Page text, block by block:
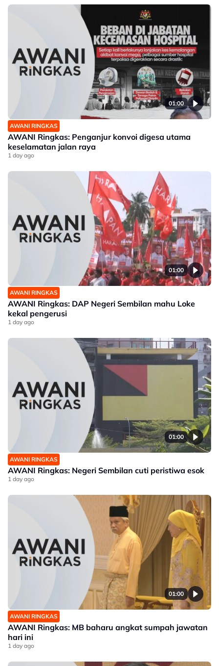
01:00
AWANI RINGKAS
AWANI Ringkas: Penganjur konvoi digesa utama
keselamatan jalan raya
1 day ago
01:00
AWANI RINGKAS
AWANI Ringkas: DAP Negeri Sembilan mahu Loke
kekal pengerusi
1 day ago
01:00
AWANI RINGKAS
AWANI Ringkas: Negeri Sembilan cuti peristiwa esok
1 day ago
01:00
AWANI RINGKAS
AWANI Ringkas: MB baharu angkat sumpah jawatan
hari ini
1 day ago